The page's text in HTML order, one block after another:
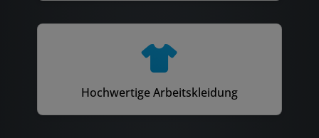
Hochwertige Arbeitskleidung